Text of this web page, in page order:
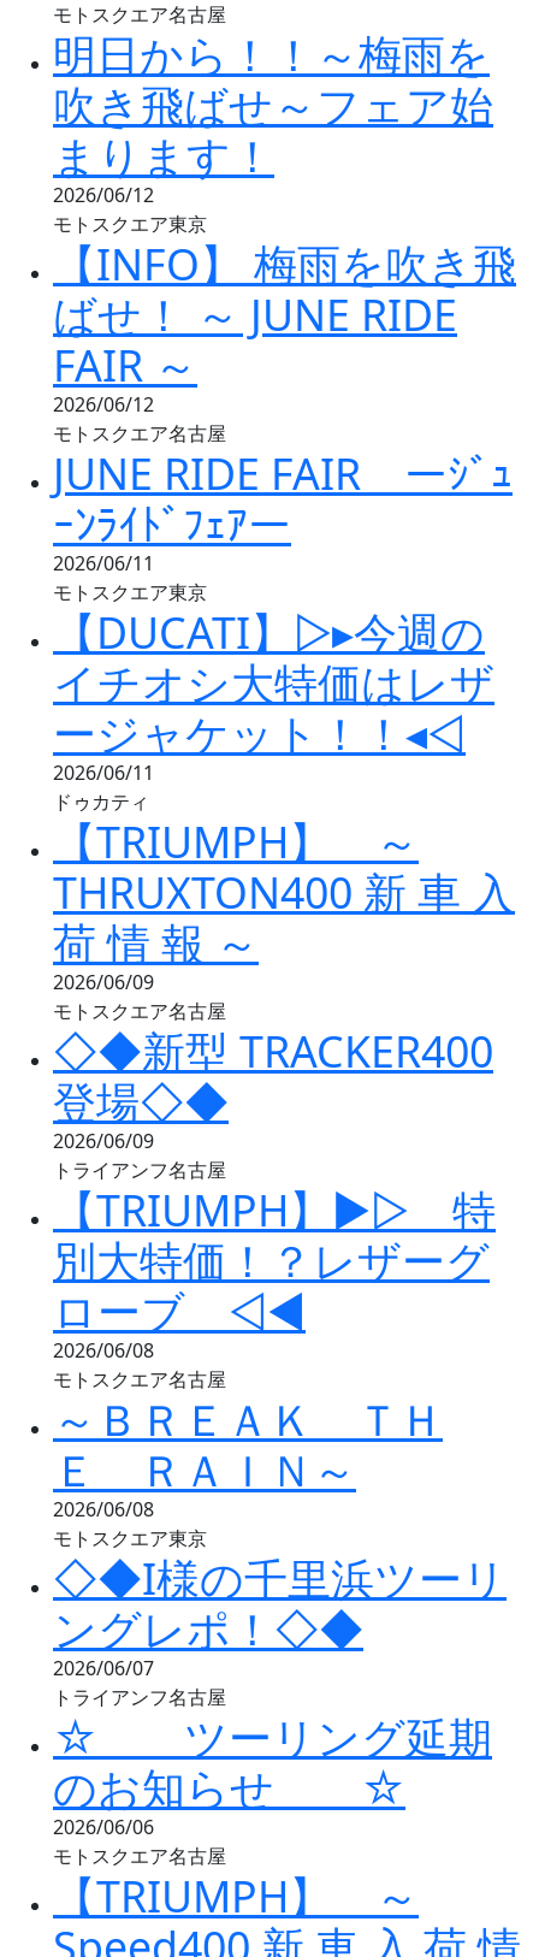
モトスクエア名古屋
明日から！！～梅雨を
吹き飛ばせ～フェア始
まります！
2026/06/12
モトスクエア東京
【INFO】 梅雨を吹き飛
ばせ！ ～ JUNE RIDE
FAIR ～
2026/06/12
モトスクエア名古屋
JUNE RIDE FAIR ーｼﾞｭ
ｰﾝﾗｲﾄﾞﾌｪｱー
2026/06/11
モトスクエア東京
【DUCATI】▷▸今週の
イチオシ大特価はレザ
ージャケット！！◂◁
2026/06/11
ドゥカティ
【TRIUMPH】 ～
THRUXTON400 新 車 入
荷 情 報 ～
2026/06/09
モトスクエア名古屋
◇◆新型 TRACKER400
登場◇◆
2026/06/09
トライアンフ名古屋
【TRIUMPH】▶▷ 特
別大特価！？レザーグ
ローブ ◁◀
2026/06/08
モトスクエア名古屋
～ＢＲＥＡＫ ＴＨ
Ｅ ＲＡＩＮ～
2026/06/08
モトスクエア東京
◇◆I様の千里浜ツーリ
ングレポ！◇◆
2026/06/07
トライアンフ名古屋
☆ ツーリング延期
のお知らせ ☆
2026/06/06
モトスクエア名古屋
【TRIUMPH】 ～